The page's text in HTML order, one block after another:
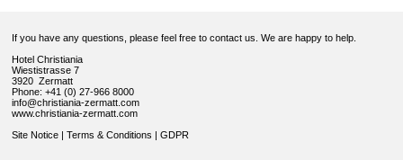
If you have any questions, please feel free to contact us. We are happy to help.
Hotel Christiania
Wiestistrasse 7
3920 Zermatt
Phone: +41 (0) 27-966 8000
info@christiania-zermatt.com
www.christiania-zermatt.com
Site Notice | Terms & Conditions | GDPR